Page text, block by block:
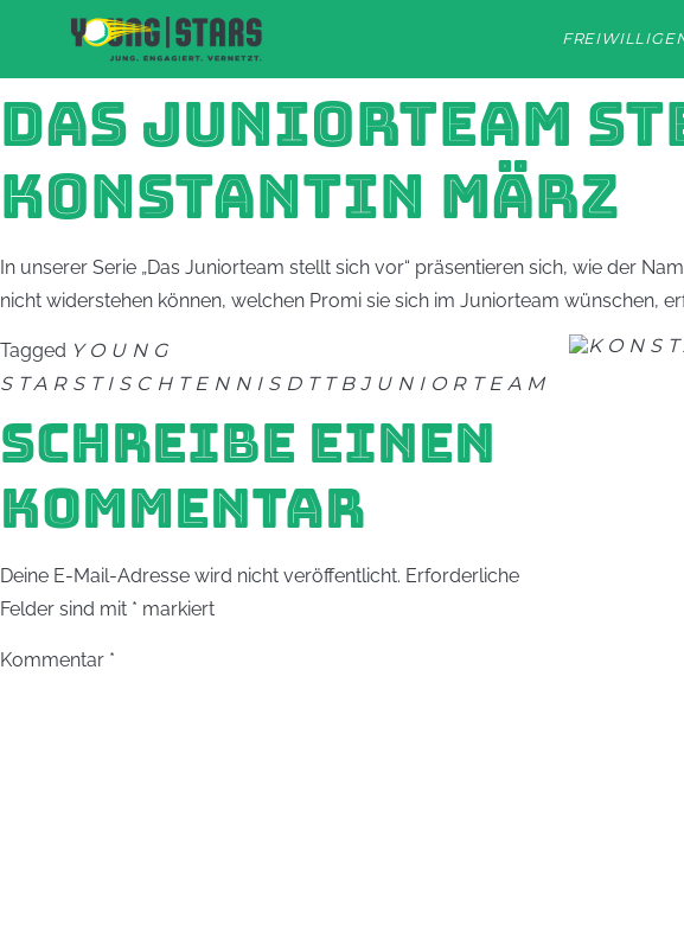
DAS JUNIORTEAM
KONSTANTIN MÄRZ
In unserer Serie „Das Juniorteam stellt sich vor“ präsentieren sich, wie der
nicht widerstehen können, welchen Promi sie sich im Juniorteam wünschen,
Tagged YOUNG
STARS TISCHTENNIS DTTB JUNIORTEAM
SCHREIBE EINEN
KOMMENTAR
Deine E-Mail-Adresse wird nicht veröffentlicht. Erforderliche
Felder sind mit * markiert
Kommentar *